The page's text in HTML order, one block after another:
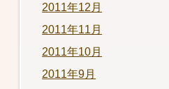
2011年12月
2011年11月
2011年10月
2011年9月